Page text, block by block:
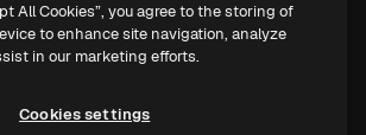
All Cookies”, you agree to the storing of
to enhance site navigation, analyze
in our marketing efforts.
Cookies settings